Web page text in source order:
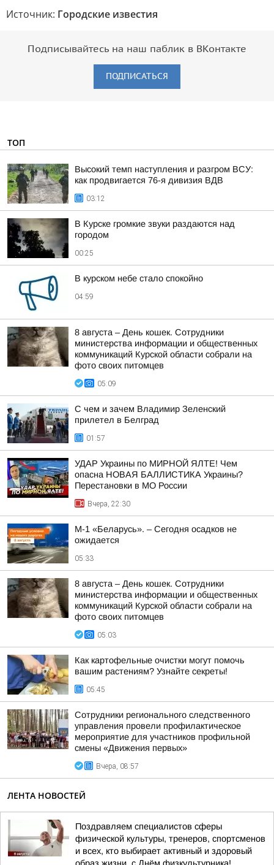
Источник: Городские известия
Подписывайтесь на наш паблик в ВКонтакте
ПОДПИСАТЬСЯ
ТОП
Высокий темп наступления и разгром ВСУ:
как продвигается 76-я дивизия ВДВ
03:12
В Курске громкие звуки раздаются над
городом
00:25
В курском небе стало спокойно
04:59
8 августа – День кошек. Сотрудники
министерства информации и общественных
коммуникаций Курской области собрали на
фото своих питомцев
05:09
С чем и зачем Владимир Зеленский
прилетел в Белград
01:57
УДАР Украины по МИРНОЙ ЯЛТЕ! Чем
опасна НОВАЯ БАЛЛИСТИКА Украины?
Перестановки в МО России
Вчера, 22:30
М-1 «Беларусь». – Сегодня осадков не
ожидается
05:33
8 августа – День кошек. Сотрудники
министерства информации и общественных
коммуникаций Курской области собрали на
фото своих питомцев
05:03
Как картофельные очистки могут помочь
вашим растениям? Узнайте секреты!
05:45
Сотрудники регионального следственного
управления провели профилактическое
мероприятие для участников профильной
смены «Движения первых»
Вчера, 08:57
ЛЕНТА НОВОСТЕЙ
Поздравляем специалистов сферы
физической культуры, тренеров, спортсменов
и всех, кто выбирает активный и здоровый